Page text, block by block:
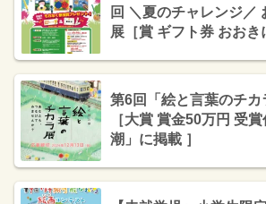
回 ＼夏のチャレンジ／
展［賞 ギフト券 おお
第6回「絵と言葉のチ
［大賞 賞金50万円 受
潮」に掲載 ］